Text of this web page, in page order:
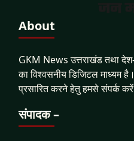
About
GKM News उत्तराखंड तथा देश-
का विश्वसनीय डिजिटल माध्यम
प्रसारित करने हेतु हमसे संपर्क
संपादक –